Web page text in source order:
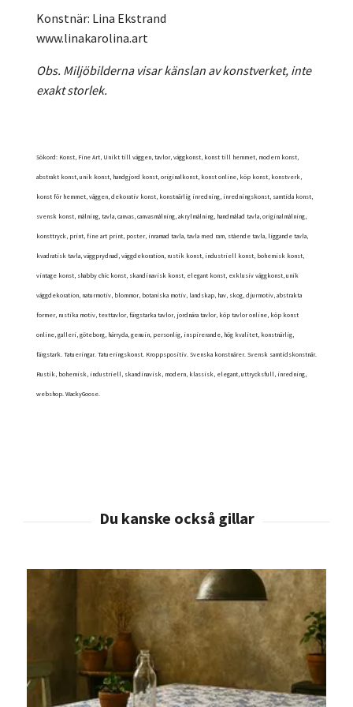
Konstnär: Lina Ekstrand
www.linakarolina.art
Obs. Miljöbilderna visar känslan av konstverket, inte
exakt storlek.
Sökord: Konst, Fine Art, Unikt till väggen, tavlor, väggkonst, konst till hemmet, modern konst,
abstrakt konst, unik konst, handgjord konst, originalkonst, konst online, köp konst, konstverk,
konst för hemmet, väggen, dekorativ konst, konstnärlig inredning, inredningskonst, samtida konst,
svensk konst, målning, tavla, canvas, canvasmålning, akrylmålning, handmålad tavla, originalmålning,
konsttryck, print, fine art print, poster, inramad tavla, tavla med ram, stående tavla, liggande tavla,
kvadratisk tavla, väggprydnad, väggdekoration, rustik konst, industriell konst, bohemisk konst,
vintage konst, shabby chic konst, skandinavisk konst, elegant konst, exklusiv väggkonst, unik
väggdekoration, naturmotiv, blommor, botaniska motiv, landskap, hav, skog, djurmotiv, abstrakta
former, rustika motiv, texttavlor, färgstarka tavlor, jordnära tavlor, köp tavlor online, köp konst
online, galleri, göteborg, härryda, genuin, personlig, inspirerande, hög kvalitet, konstnärlig,
färgstark. Tatueringar. Tatueringskonst. Kroppspositiv. Svenska konstnärer. Svensk samtidskonstnär.
Rustik, bohemisk, industriell, skandinavisk, modern, klassisk, elegant, uttrycksfull, inredning,
webshop. WackyGoose.